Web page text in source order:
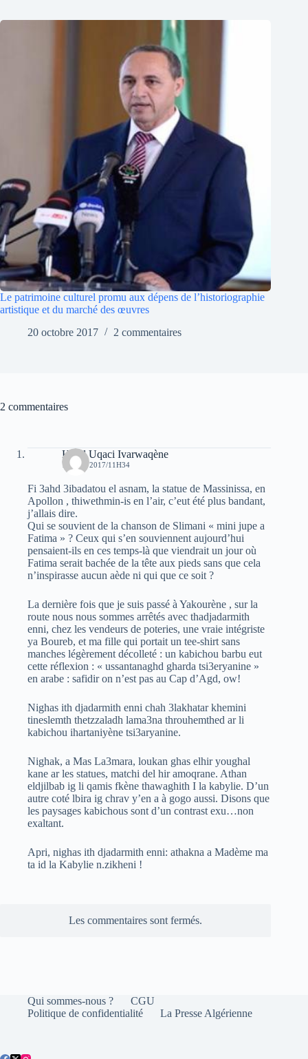
Le patrimoine culturel promu aux dépens de l’historiographie
artistique et du marché des œuvres
20 octobre 2017
2 commentaires
2 commentaires
Hend Uqaci Ivarwaqène
18 MAI 2017/11H34
Fi 3ahd 3ibadatou el asnam, la statue de Massinissa, en
Apollon , thiwethmin-is en l’air, c’eut été plus bandant,
j’allais dire.
Qui se souvient de la chanson de Slimani « mini jupe a
Fatima » ? Ceux qui s’en souviennent aujourd’hui
pensaient-ils en ces temps-là que viendrait un jour où
Fatima serait bachée de la tête aux pieds sans que cela
n’inspirasse aucun aède ni qui que ce soit ?
La dernière fois que je suis passé à Yakourène , sur la
route nous nous sommes arrêtés avec thadjadarmith
enni, chez les vendeurs de poteries, une vraie intégriste
ya Boureb, et ma fille qui portait un tee-shirt sans
manches légèrement décolleté : un kabichou barbu eut
cette réflexion : « ussantanaghd gharda tsi3eryanine »
en arabe : safidir on n’est pas au Cap d’Agd, ow!
Nighas ith djadarmith enni chah 3lakhatar khemini
tineslemth thetzzaladh lama3na throuhemthed ar li
kabichou ihartaniyène tsi3aryanine.
Nighak, a Mas La3mara, loukan ghas elhir youghal
kane ar les statues, matchi del hir amoqrane. Athan
eldjilbab ig li qamis fkène thawaghith I la kabylie. D’un
autre coté lbira ig chrav y’en a à gogo aussi. Disons que
les paysages kabichous sont d’un contrast exu…non
exaltant.
Apri, nighas ith djadarmith enni: athakna a Madème ma
ta id la Kabylie n.zikheni !
Les commentaires sont fermés.
Qui sommes-nous ?
CGU
Politique de confidentialité
La Presse Algérienne